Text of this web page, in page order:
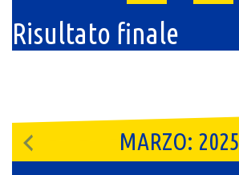
Risultato finale
MARZO: 2025